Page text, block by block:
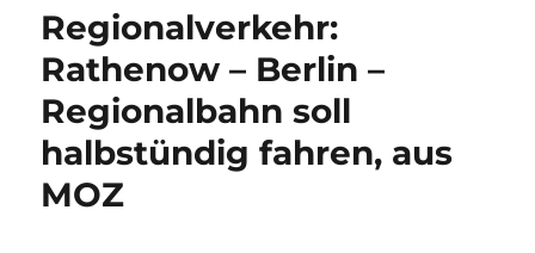
Regionalverkehr:
Rathenow – Berlin –
Regionalbahn soll
halbstündig fahren, aus
MOZ